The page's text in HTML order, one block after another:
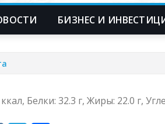
БИЗНЕС И
Белки: 32.3 г, Жиры: 22.0 г,